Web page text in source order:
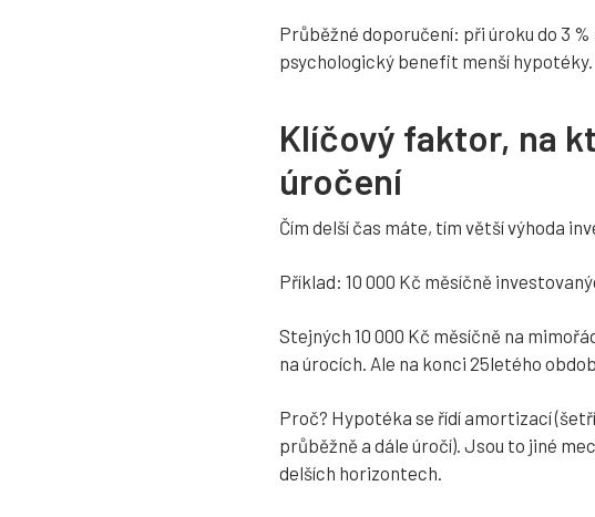
Průběžné doporučení: při úroku do 3
psychologický benefit menší hypotéky.
Klíčový faktor, na
úročení
Čím delší čas máte, tím větší výhoda
Příklad: 10 000 Kč měsíčně
Stejných 10 000 Kč měsíčně na
na úrocích. Ale na konci 25letého
Proč? Hypotéka se řídí amortizací
průběžně a dále úročí). Jsou to jiné
delších horizontech.